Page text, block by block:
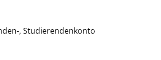
, Studierendenkonto